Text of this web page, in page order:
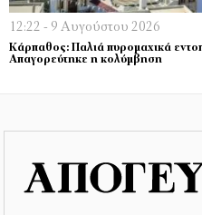
12:22 - 9 Αυγούστου 2026
Κάρπαθος: Παλιά πυρομαχικά
Απαγορεύτηκε η κολύμβηση